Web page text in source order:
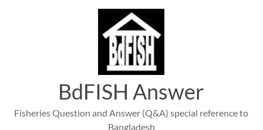
BdFISH Answer
Fisheries Question and Answer (Q&A) special reference to
Bangladesh